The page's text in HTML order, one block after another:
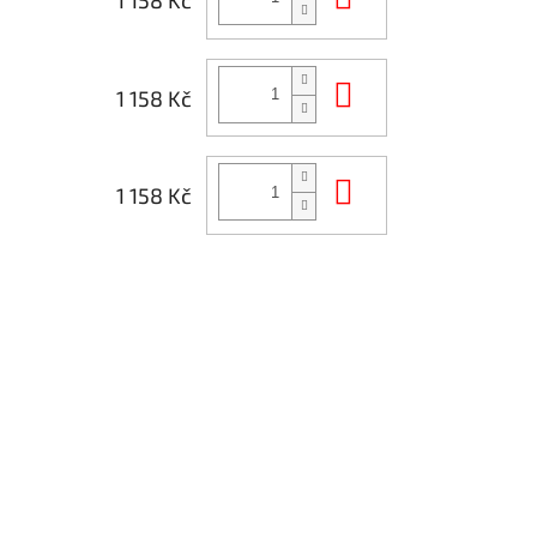
1 158 Kč
1 158 Kč